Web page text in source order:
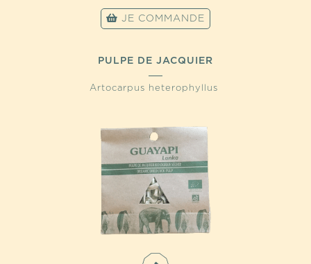
JE COMMANDE
PULPE DE JACQUIER
Artocarpus heterophyllus